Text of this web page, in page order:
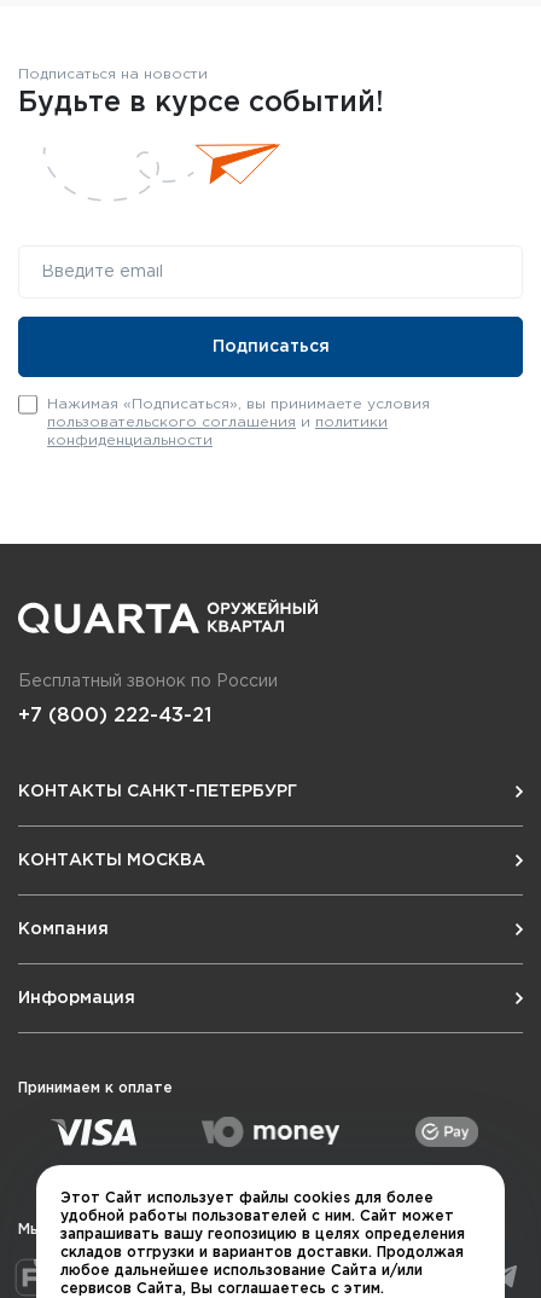
Подписаться на новости
Будьте в курсе событий!
Нажимая «Подписаться», вы принимаете условия
пользовательского соглашения и политики
конфиденциальности
Бесплатный звонок по России
+7 (800) 222-43-21
КОНТАКТЫ САНКТ-ПЕТЕРБУРГ
КОНТАКТЫ МОСКВА
Компания
Информация
Принимаем к оплате
Мы в социальных сетях
Этот Сайт использует файлы cookies для более
удобной работы пользователей с ним. Сайт может
запрашивать вашу геопозицию в целях определения
складов отгрузки и вариантов доставки. Продолжая
любое дальнейшее использование Сайта и/или
сервисов Сайта, Вы соглашаетесь с этим.